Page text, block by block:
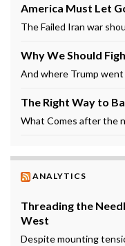
America Must Let
The Failed Iran war
Why We Should
And where Trump
The Right Way to
What Comes after the
ANALYTICS
Threading the
West
Despite mounting